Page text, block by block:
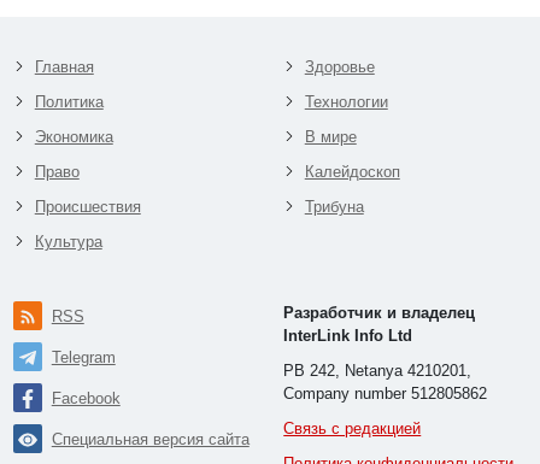
Главная
Политика
Экономика
Право
Происшествия
Культура
Здоровье
Технологии
В мире
Калейдоскоп
Трибуна
RSS
Telegram
Facebook
Специальная версия сайта
Разработчик и владелец
InterLink Info Ltd
PB 242, Netanya 4210201,
Company number 512805862
Связь с редакцией